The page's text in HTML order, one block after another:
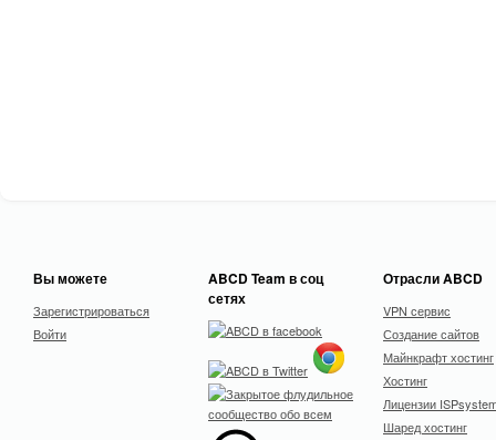
Вы можете
Зарегистрироваться
Войти
ABCD Team в соц
сетях
Отрасли ABCD
VPN сервис
Создание сайтов
Майнкрафт хостинг
Хостинг
Лицензии
Шаред хостинг